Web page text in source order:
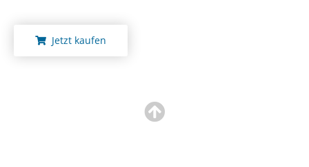
Jetzt kaufen